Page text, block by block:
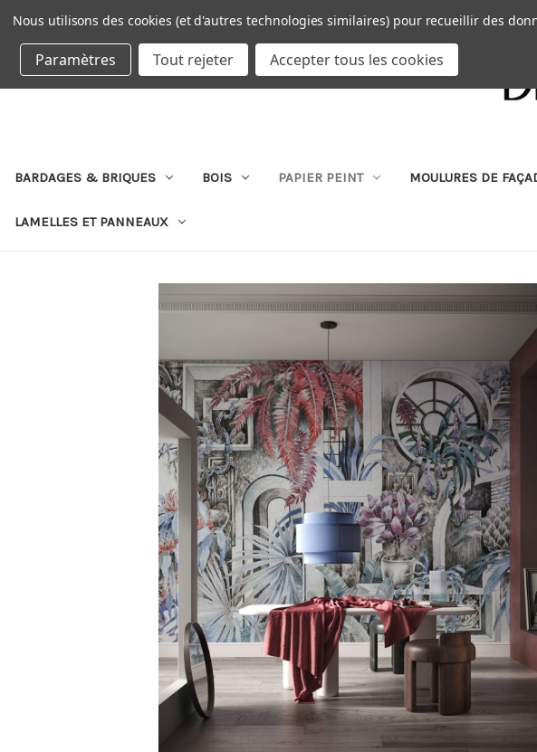
DEVISE : EUR
BARDAGES & BRIQUES BOIS PAPIER PEINT MOULURES DE
LAMELLES ET PANNEAUX
Nous utilisons des cookies (et d'autres technologies similaires) pour recueillir des
Paramètres Tout rejeter Accepter tous les cookies